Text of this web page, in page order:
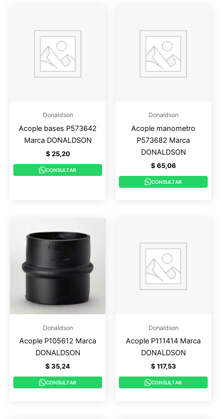
Donaldson
Acople bases P573642
Marca DONALDSON
$ 25,20
CONSULTAR
Donaldson
Acople manometro
P573682 Marca
DONALDSON
$ 65,06
CONSULTAR
Donaldson
Acople P105612 Marca
DONALDSON
$ 35,24
CONSULTAR
Donaldson
Acople P111414 Marca
DONALDSON
$ 117,53
CONSULTAR